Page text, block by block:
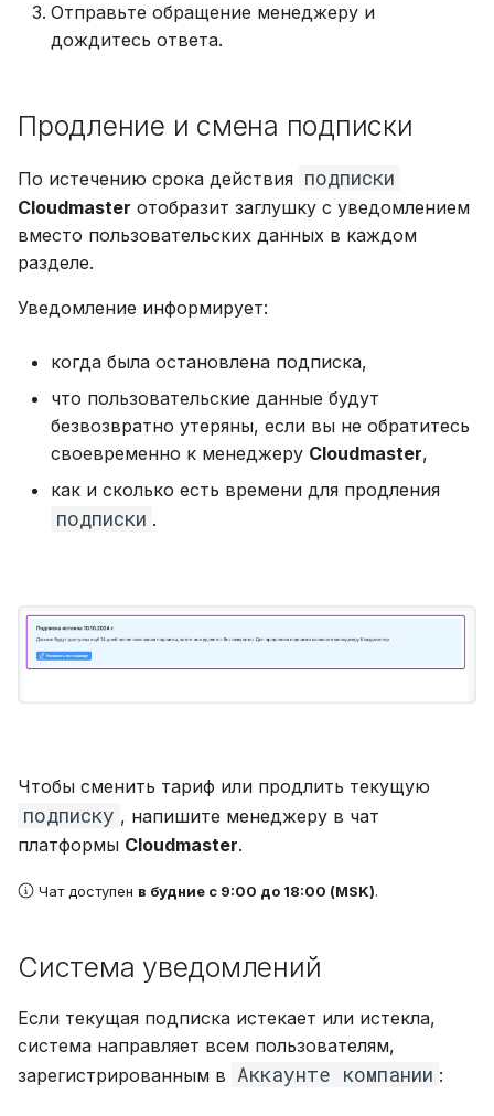
Отправьте обращение менеджеру и
дождитесь ответа.
Продление и смена подписки
По истечению срока действия подписки
Cloudmaster отобразит заглушку с уведомлением
вместо пользовательских данных в каждом
разделе.
Уведомление информирует:
когда была остановлена подписка,
что пользовательские данные будут
безвозвратно утеряны, если вы не обратитесь
своевременно к менеджеру Cloudmaster,
как и сколько есть времени для продления
подписки .
Чтобы сменить тариф или продлить текущую
подписку , напишите менеджеру в чат
платформы Cloudmaster.
Чат доступен в будние с 9:00 до 18:00 (MSK).
Система уведомлений
Если текущая подписка истекает или истекла,
система направляет всем пользователям,
зарегистрированным в Аккаунте компании :